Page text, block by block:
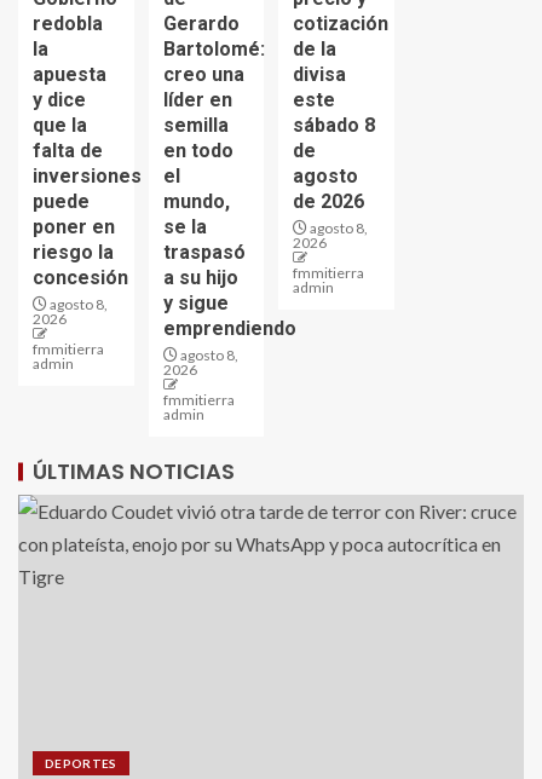
redobla
la
apuesta
y dice
que la
falta de
inversiones
puede
poner en
riesgo la
concesión
agosto 8,
2026
fmmitierra
admin
Gerardo
Bartolomé:
creo una
líder en
semilla
en todo
el
mundo,
se la
traspasó
a su hijo
y sigue
emprendiendo
agosto 8,
2026
fmmitierra
admin
cotización
de la
divisa
este
sábado 8
de
agosto
de 2026
agosto 8,
2026
fmmitierra
admin
ÚLTIMAS NOTICIAS
DEPORTES